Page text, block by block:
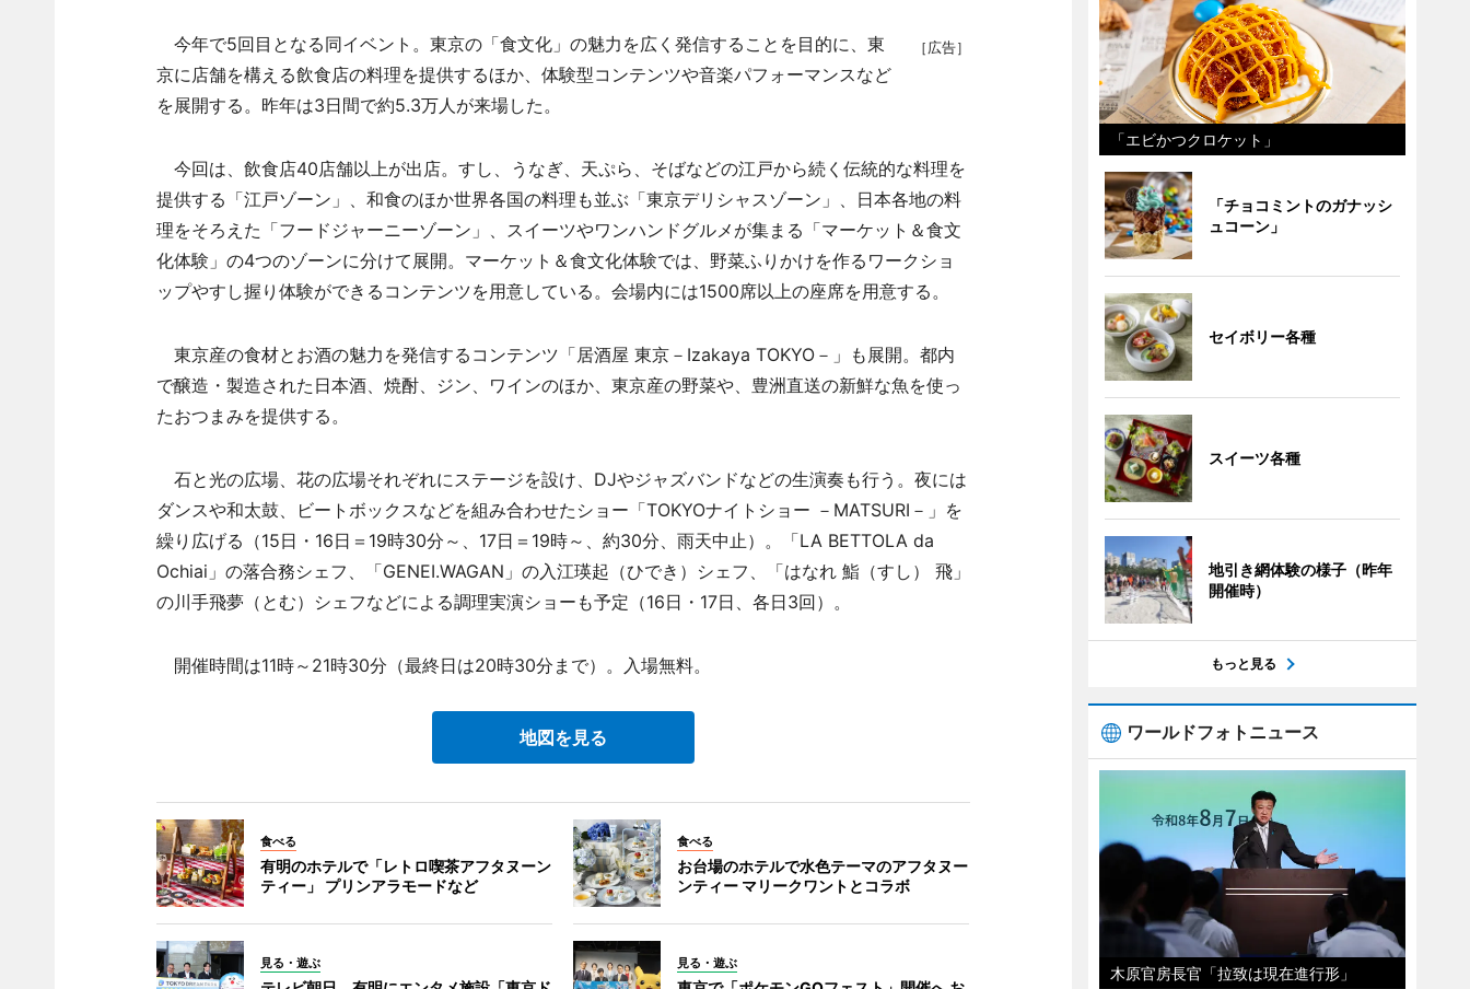
［広告］
今年で5回目となる同イベント。東京の「食文化」の魅力を広く発信することを目的に、東
京に店舗を構える飲食店の料理を提供するほか、体験型コンテンツや音楽パフォーマンスなど
を展開する。昨年は3日間で約5.3万人が来場した。
今回は、飲食店40店舗以上が出店。すし、うなぎ、天ぷら、そばなどの江戸から続く伝統的な料理を
提供する「江戸ゾーン」、和食のほか世界各国の料理も並ぶ「東京デリシャスゾーン」、日本各地の料
理をそろえた「フードジャーニーゾーン」、スイーツやワンハンドグルメが集まる「マーケット＆食文
化体験」の4つのゾーンに分けて展開。マーケット＆食文化体験では、野菜ふりかけを作るワークショ
ップやすし握り体験ができるコンテンツを用意している。会場内には1500席以上の座席を用意する。
東京産の食材とお酒の魅力を発信するコンテンツ「居酒屋 東京－Izakaya TOKYO－」も展開。都内
で醸造・製造された日本酒、焼酎、ジン、ワインのほか、東京産の野菜や、豊洲直送の新鮮な魚を使っ
たおつまみを提供する。
石と光の広場、花の広場それぞれにステージを設け、DJやジャズバンドなどの生演奏も行う。夜には
ダンスや和太鼓、ビートボックスなどを組み合わせたショー「TOKYOナイトショー －MATSURI－」を
繰り広げる（15日・16日＝19時30分～、17日＝19時～、約30分、雨天中止）。「LA BETTOLA da
Ochiai」の落合務シェフ、「GENEI.WAGAN」の入江瑛起（ひでき）シェフ、「はなれ 鮨（すし） 飛」
の川手飛夢（とむ）シェフなどによる調理実演ショーも予定（16日・17日、各日3回）。
開催時間は11時～21時30分（最終日は20時30分まで）。入場無料。
地図を見る
食べる
有明のホテルで「レトロ喫茶アフタヌーン
ティー」 プリンアラモードなど
食べる
お台場のホテルで水色テーマのアフタヌー
ンティー マリークワントとコラボ
見る・遊ぶ 見る・遊ぶ
「エビかつクロケット」
「チョコミントのガナッシ
ュコーン」
セイボリー各種
スイーツ各種
地引き網体験の様子（昨年
開催時）
もっと見る
ワールドフォトニュース
木原官房長官「拉致は現在進行形」